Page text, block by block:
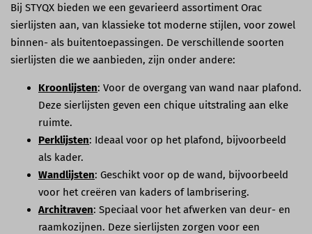
Bij STYQX bieden we een gevarieerd assortiment Orac
sierlijsten aan, van klassieke tot moderne stijlen, voor zowel
binnen- als buitentoepassingen. De verschillende soorten
sierlijsten die we aanbieden, zijn onder andere:
Kroonlijsten: Voor de overgang van wand naar plafond.
Deze sierlijsten geven een chique uitstraling aan elke
ruimte.
Perklijsten: Ideaal voor op het plafond, bijvoorbeeld
als kader.
Wandlijsten: Geschikt voor op de wand, bijvoorbeeld
voor het creëren van kaders of lambrisering.
Architraven: Speciaal voor het afwerken van deur- en
raamkozijnen. Deze sierlijsten zorgen voor een